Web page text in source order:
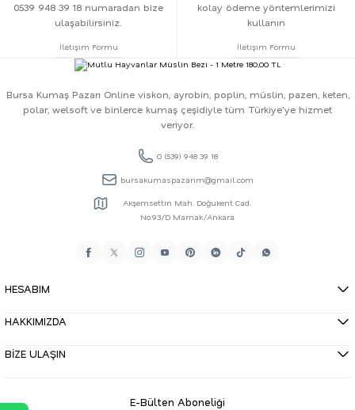
0539 948 39 18 numaradan bize
ulaşabilirsiniz.
İletişim Formu
kolay ödeme yöntemlerimizi
kullanın
İletişim Formu
Bursa Kumaş Pazarı Online viskon, ayrobin, poplin, müslin, pazen, keten,
polar, welsoft ve binlerce kumaş çeşidiyle tüm Türkiye'ye hizmet
veriyor.
0 (539) 948 39 18
bursakumaspazarim@gmail.com
Akşemsettin Mah. Doğukent Cad.
No:93/D Mamak/Ankara
HESABIM
HAKKIMIZDA
BİZE ULAŞIN
E-Bülten Aboneliği